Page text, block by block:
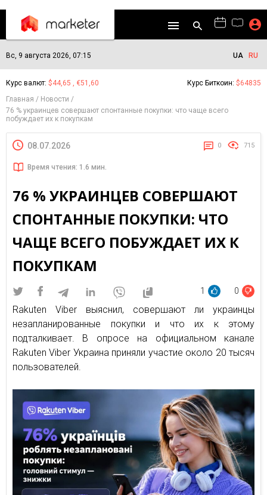
Вс, 9 августа 2026, 07:15 UA RU
Курс валют: $44,65 , €51,60 Курс Биткоин: $64835
Главная
Новости
76 % украинцев совершают спонтанные покупки: что чаще всего
побуждает их к покупкам
08.07.2026 0 715
Время чтения: 1.6 мин.
76 % УКРАИНЦЕВ СОВЕРШАЮТ
СПОНТАННЫЕ ПОКУПКИ: ЧТО
ЧАЩЕ ВСЕГО ПОБУЖДАЕТ ИХ К
ПОКУПКАМ
1 0
Rakuten Viber выяснил, совершают ли украинцы
незапланированные покупки и что их к этому
подталкивает. В опросе на официальном канале
Rakuten Viber Украина приняли участие около 20 тысяч
пользователей.